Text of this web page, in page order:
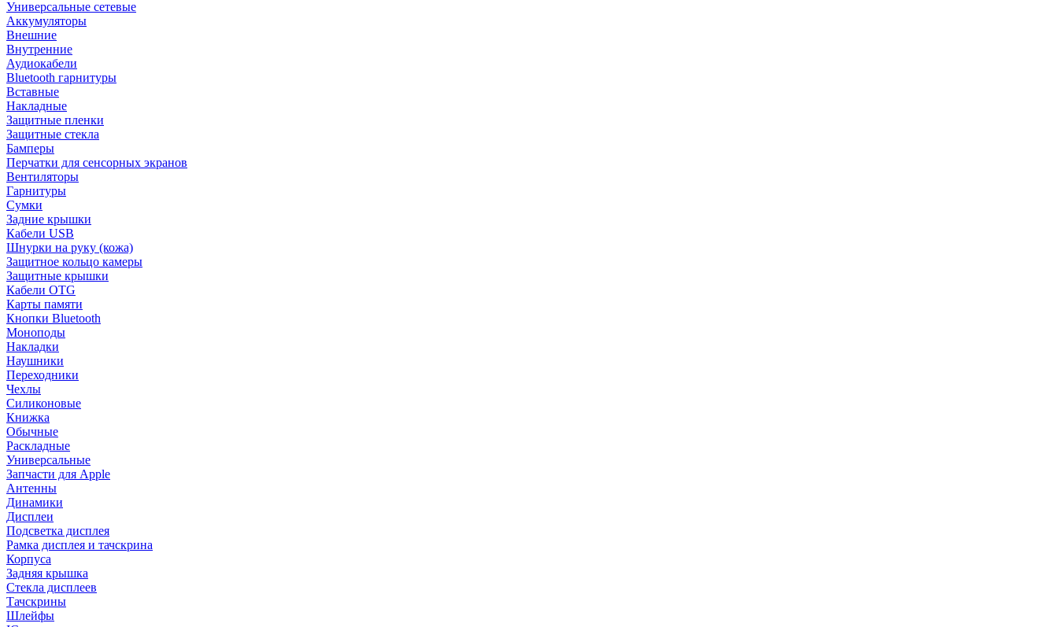
Универсальные сетевые
Аккумуляторы
Внешние
Внутренние
Аудиокабели
Bluetooth гарнитуры
Вставные
Накладные
Защитные пленки
Защитные стекла
Бамперы
Перчатки для сенсорных экранов
Вентиляторы
Гарнитуры
Сумки
Задние крышки
Кабели USB
Шнурки на руку (кожа)
Защитное кольцо камеры
Защитные крышки
Кабели OTG
Карты памяти
Кнопки Bluetooth
Моноподы
Накладки
Наушники
Переходники
Чехлы
Силиконовые
Книжка
Обычные
Раскладные
Универсальные
Запчасти для Apple
Антенны
Динамики
Дисплеи
Подсветка дисплея
Рамка дисплея и тачскрина
Корпуса
Задняя крышка
Стекла дисплеев
Тачскрины
Шлейфы